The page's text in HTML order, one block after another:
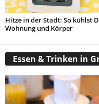
Hitze in der Stadt: So kühlst
Wohnung und Körper
Essen & Trinken in